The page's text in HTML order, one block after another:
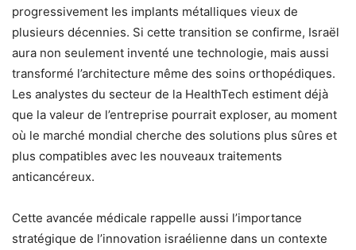
progressivement les implants métalliques vieux de
plusieurs décennies. Si cette transition se confirme, Israël
aura non seulement inventé une technologie, mais aussi
transformé l’architecture même des soins orthopédiques.
Les analystes du secteur de la HealthTech estiment déjà
que la valeur de l’entreprise pourrait exploser, au moment
où le marché mondial cherche des solutions plus sûres et
plus compatibles avec les nouveaux traitements
anticancéreux.
Cette avancée médicale rappelle aussi l’importance
stratégique de l’innovation israélienne dans un contexte